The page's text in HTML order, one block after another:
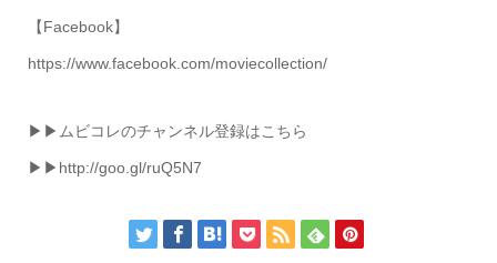
【Facebook】
https://www.facebook.com/moviecollection/
▶▶ムビコレのチャンネル登録はこちら
▶▶http://goo.gl/ruQ5N7